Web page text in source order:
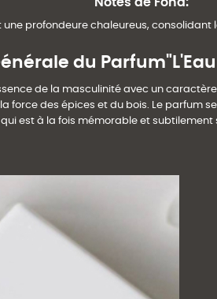
une profondeure chaleureus,
du
de la masculinité avec un
force des épices et du bois. Le parfum
qui est à la fois mémorable et subtilement